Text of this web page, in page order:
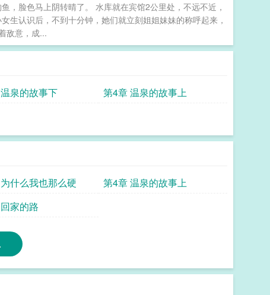
，脸色马上阴转晴了。 水库就在宾馆2公里处，不远不近，
生认识后，不到十分钟，她们就立刻姐姐妹妹的称呼起来，
敌意，成...
泉的故事下
第4章 温泉的故事上
什么我也那么硬
第4章 温泉的故事上
家的路